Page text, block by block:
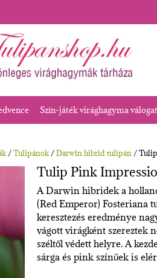
Szín-játék virághagyma
/Tulipánok/Darwin hibrid tulipán/ Tulip
Tulip Pink
A Darwin hibridek a
(Red Emperor) Fosteriana
keresztezés eredménye
vágott virágként szereztek
széltől védett helyre. A
sárga és pink színűek is